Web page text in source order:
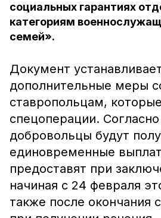
социальных гарантиях
категориям
семей».
Документ
дополнительные меры
ставропольцам,
спецоперации.
добровольцы будут
единовременные
предоставят при
начиная с 24 февраля
также после окончания